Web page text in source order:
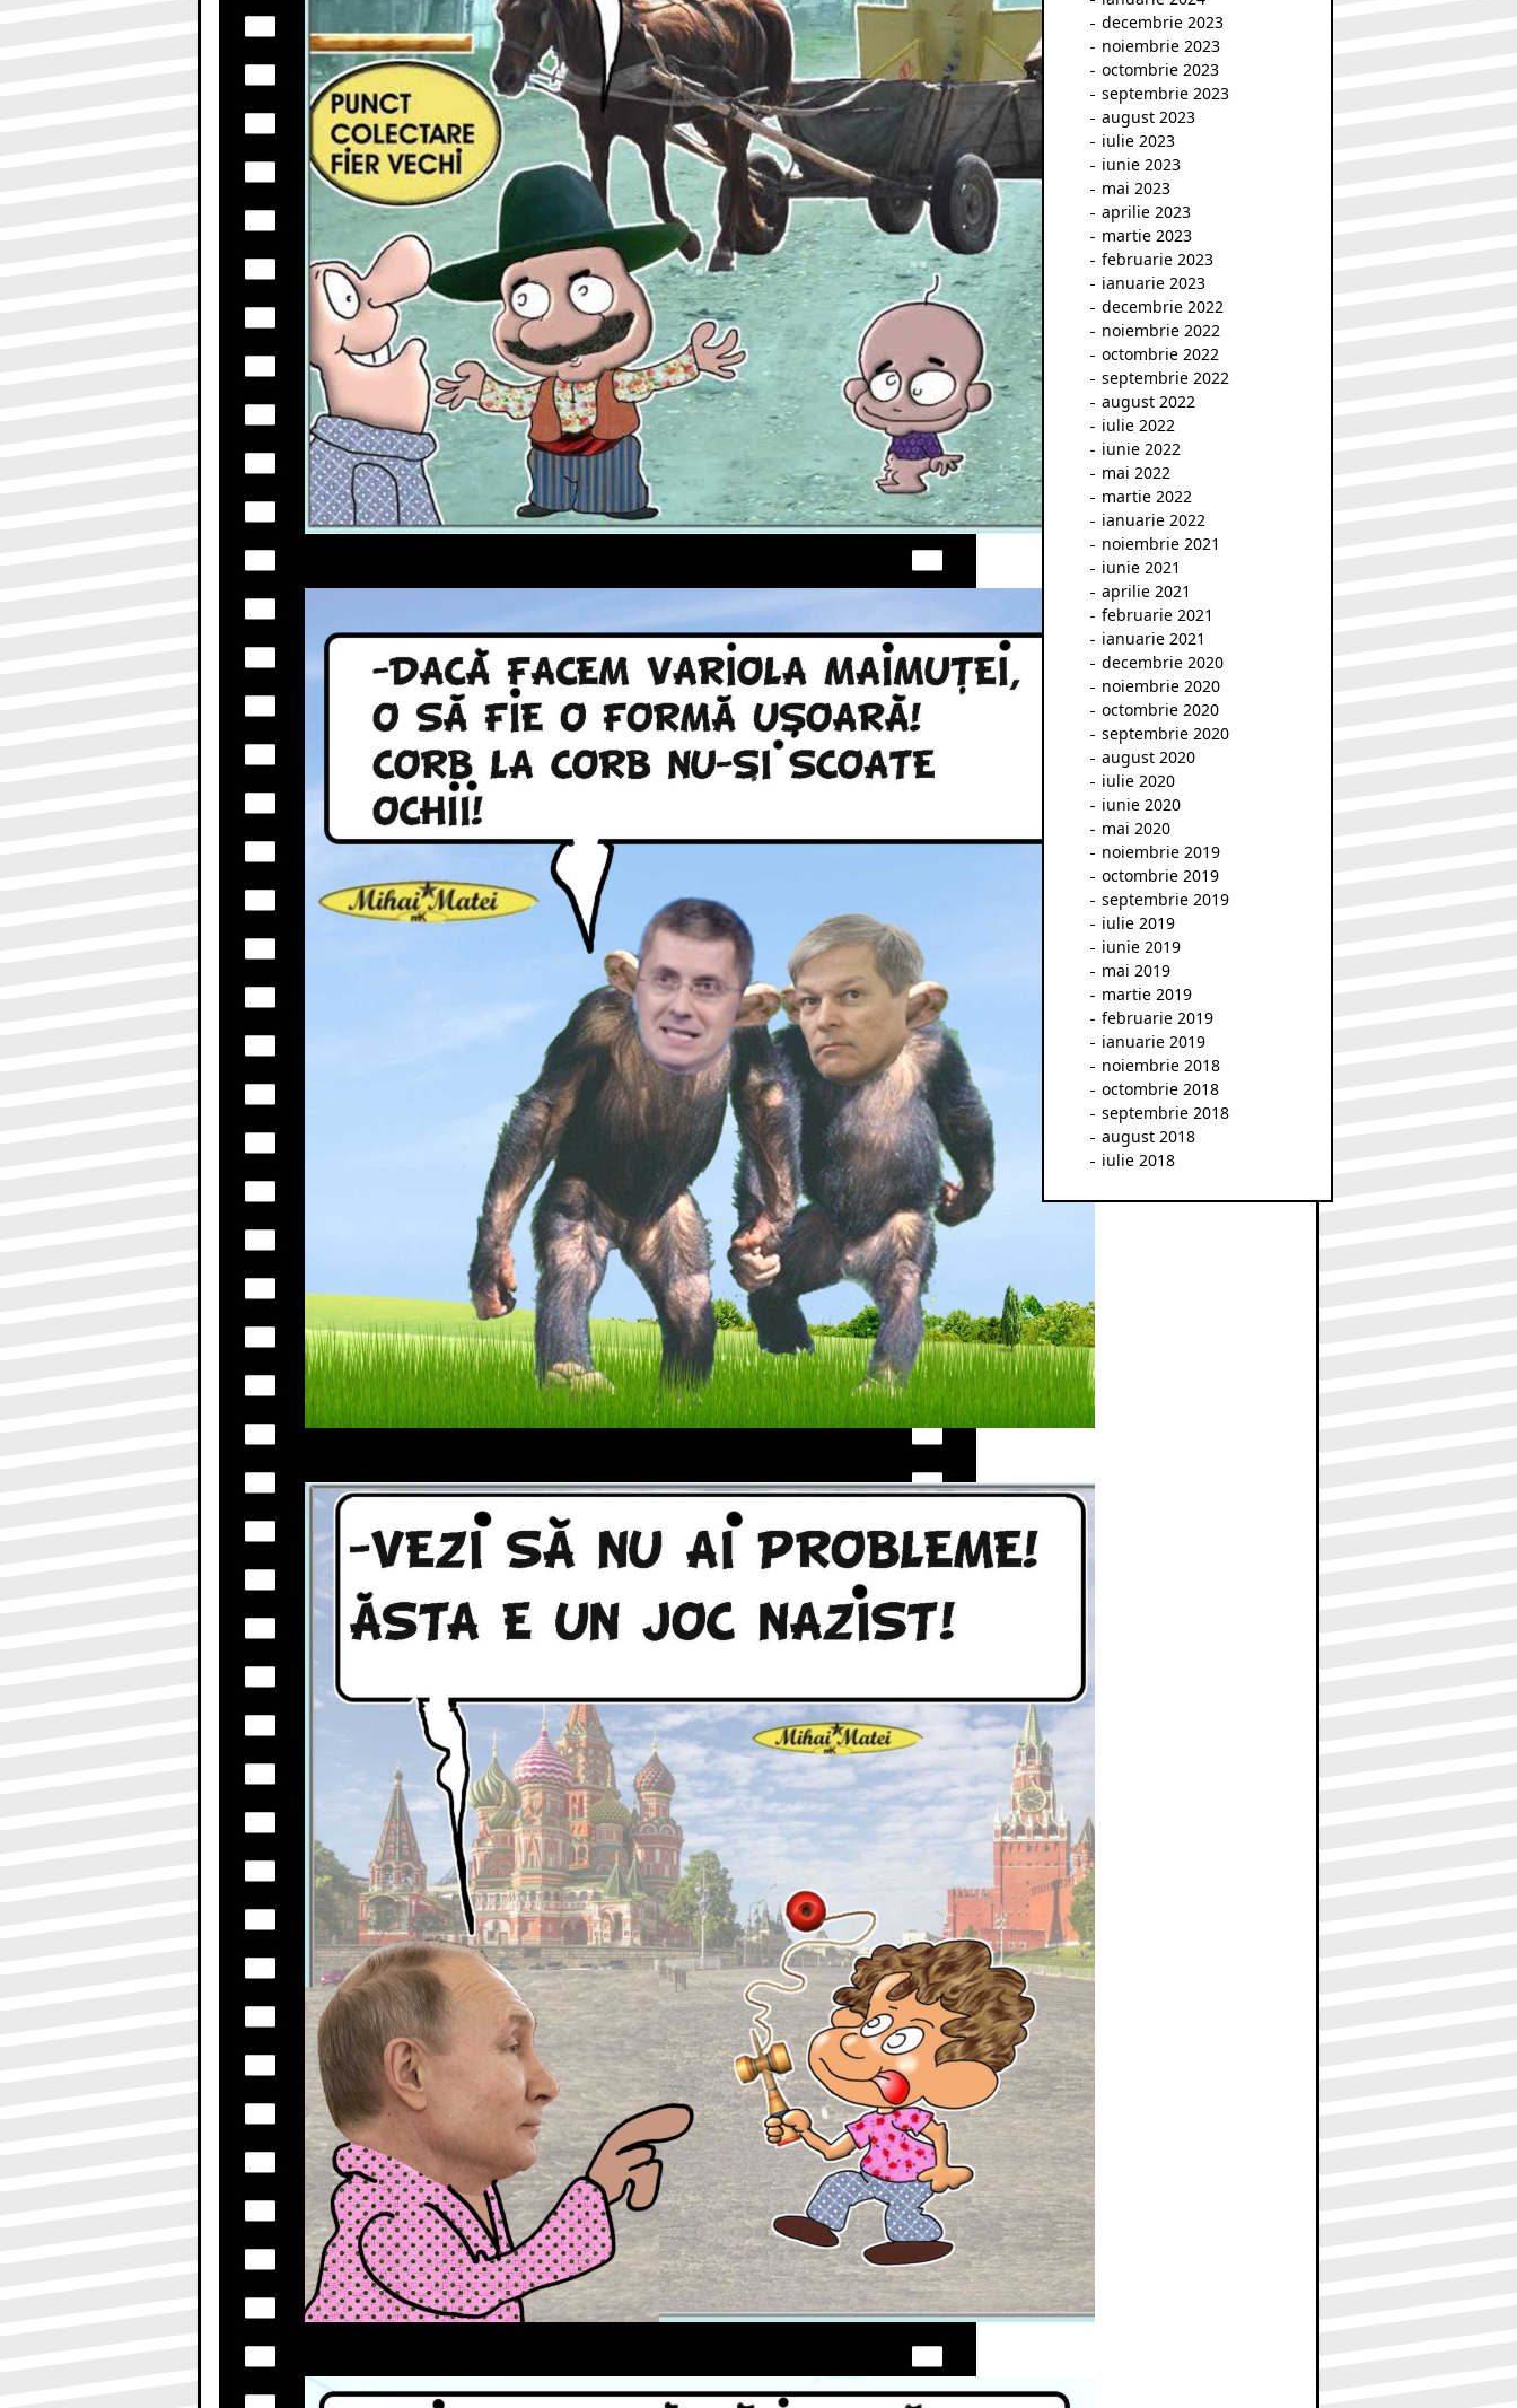
decembrie 2023
noiembrie 2023
octombrie 2023
septembrie 2023
august 2023
iulie 2023
iunie 2023
mai 2023
aprilie 2023
martie 2023
februarie 2023
ianuarie 2023
decembrie 2022
noiembrie 2022
octombrie 2022
septembrie 2022
august 2022
iulie 2022
iunie 2022
mai 2022
martie 2022
ianuarie 2022
noiembrie 2021
iunie 2021
aprilie 2021
februarie 2021
ianuarie 2021
decembrie 2020
noiembrie 2020
octombrie 2020
septembrie 2020
august 2020
iulie 2020
iunie 2020
mai 2020
noiembrie 2019
octombrie 2019
septembrie 2019
iulie 2019
iunie 2019
mai 2019
martie 2019
februarie 2019
ianuarie 2019
noiembrie 2018
octombrie 2018
septembrie 2018
august 2018
iulie 2018